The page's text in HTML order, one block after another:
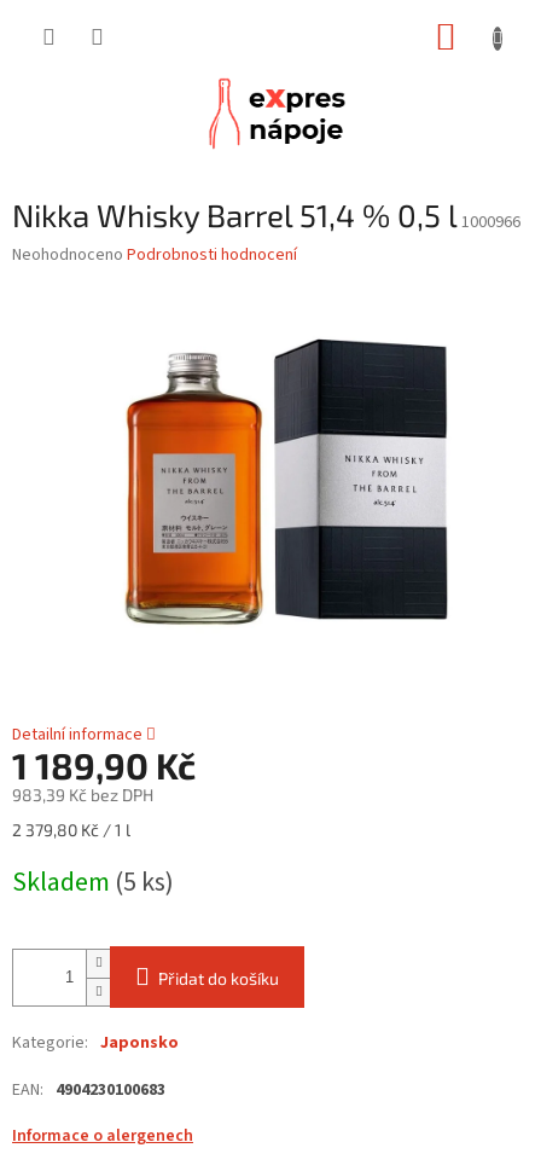
Nikka Whisky Barrel 51,4 % 0,5 l1000966
Průměrné
Neohodnoceno Podrobnosti hodnocení
Detailní informace
1 189,90 Kč
983,39 Kč bez DPH
Měrná
2 379,80 Kč / 1 l
Skladem (5 ks)
Přidat do košíku
Kategorie: Japonsko
EAN: 4904230100683
Informace o alergenech